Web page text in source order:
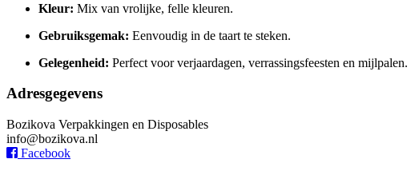
Kleur: Mix van vrolijke, felle kleuren.
Gebruiksgemak: Eenvoudig in de taart te steken.
Gelegenheid: Perfect voor verjaardagen, verrassingsfeesten en mijlpalen.
Adresgegevens
Bozikova Verpakkingen en Disposables
info@bozikova.nl
Facebook